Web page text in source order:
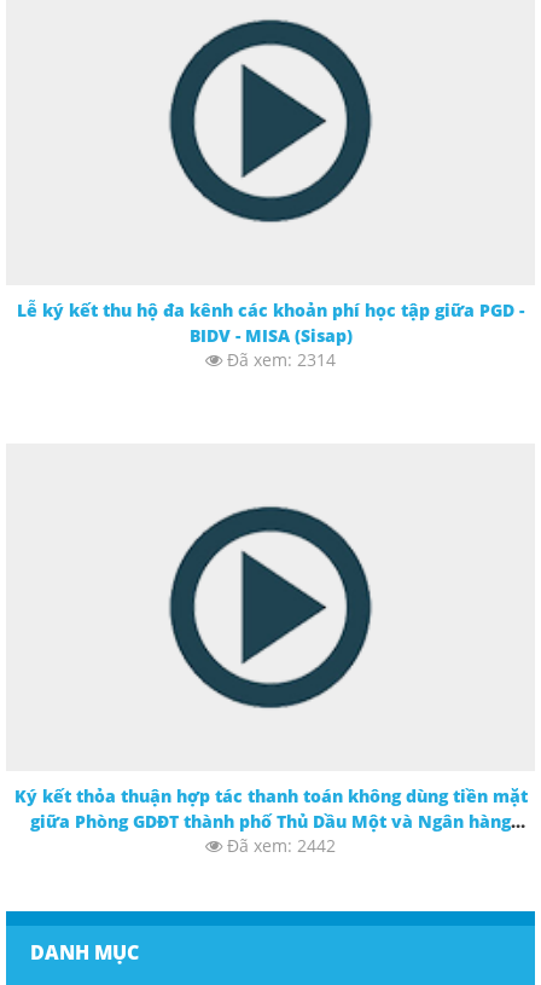
Lễ ký kết thu hộ đa kênh các khoản phí học tập giữa PGD -
BIDV - MISA (Sisap)
Đã xem: 2314
Ký kết thỏa thuận hợp tác thanh toán không dùng tiền mặt
giữa Phòng GDĐT thành phố Thủ Dầu Một và Ngân hàng
Vietcombank Bình Dương.
Đã xem: 2442
DANH MỤC